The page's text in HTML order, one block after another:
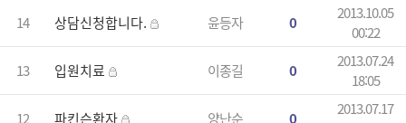
14
상담신청합니다. 윤등자 0
2013.10.05
00:22
13
입원치료 이종길 0
2013.07.24
18:05
12
파킨슨환자 양난순 0
2013.07.17